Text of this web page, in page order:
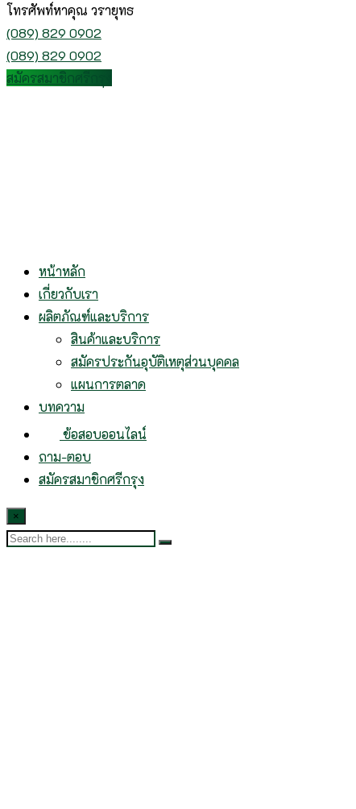
โทรศัพท์หาคุณ วรายุทธ
(089) 829 0902
(089) 829 0902
สมัครสมาชิกศรีกรุง
หน้าหลัก
เกี่ยวกับเรา
ผลิตภัณฑ์และบริการ
สินค้าและบริการ
สมัครประกันอุบัติเหตุส่วนบุคคล
แผนการตลาด
บทความ
ข้อสอบออนไลน์
ถาม-ตอบ
สมัครสมาชิกศรีกรุง
×